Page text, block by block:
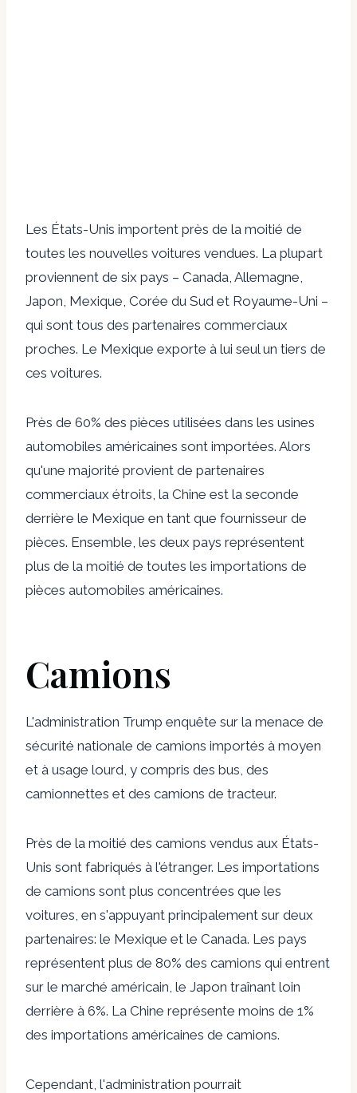
Les États-Unis importent près de la moitié de
toutes les nouvelles voitures vendues. La plupart
proviennent de six pays – Canada, Allemagne,
Japon, Mexique, Corée du Sud et Royaume-Uni –
qui sont tous des partenaires commerciaux
proches. Le Mexique exporte à lui seul un tiers de
ces voitures.
Près de 60% des pièces utilisées dans les usines
automobiles américaines sont importées. Alors
qu'une majorité provient de partenaires
commerciaux étroits, la Chine est la seconde
derrière le Mexique en tant que fournisseur de
pièces. Ensemble, les deux pays représentent
plus de la moitié de toutes les importations de
pièces automobiles américaines.
Camions
L'administration Trump enquête sur la menace de
sécurité nationale de camions importés à moyen
et à usage lourd, y compris des bus, des
camionnettes et des camions de tracteur.
Près de la moitié des camions vendus aux États-
Unis sont fabriqués à l'étranger. Les importations
de camions sont plus concentrées que les
voitures, en s'appuyant principalement sur deux
partenaires: le Mexique et le Canada. Les pays
représentent plus de 80% des camions qui entrent
sur le marché américain, le Japon traînant loin
derrière à 6%. La Chine représente moins de 1%
des importations américaines de camions.
Cependant, l'administration pourrait